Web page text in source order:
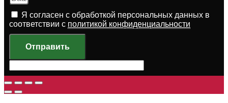
Я согласен с обработкой персональных данных в
соответствии с политикой конфиденциальности
Отправить